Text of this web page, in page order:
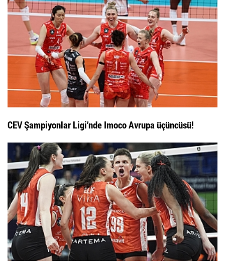
CEV Şampiyonlar Ligi’nde Imoco Avrupa üçüncüsü!